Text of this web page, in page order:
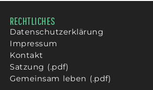
RECHTLICHES
Datenschutzerklärung
Impressum
Kontakt
Satzung (.pdf)
Gemeinsam leben (.pdf)